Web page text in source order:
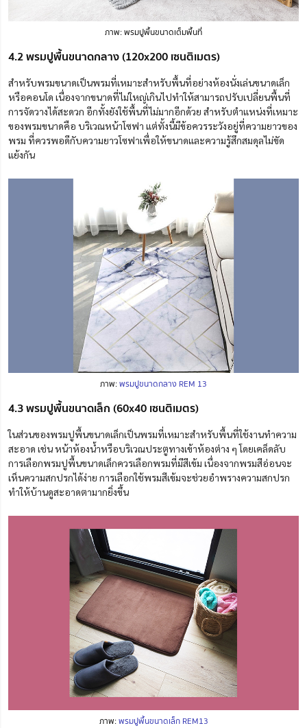
ภาพ: พรมปูพื้นขนาดเต็มพื้นที่
4.2 พรมปูพื้นขนาดกลาง (120x200 เซนติเมตร)
สำหรับพรมขนาดเป็นพรมที่เหมาะสำหรับพื้นที่อย่างห้องนั่งเล่นขนาดเล็ก
หรือคอนโด เนื่องจากขนาดที่ไม่ใหญ่เกินไปทำให้สามารถปรับเปลี่ยนพื้นที่
การจัดวางได้สะดวก อีกทั้งยังใช้พื้นที่ไม่มากอีกด้วย สำหรับตำแหน่งที่เหมาะ
ของพรมขนาดคือ บริเวณหน้าโซฟา แต่ทั้งนี้มีข้อควรระวังอยู่ที่ความยาวของ
พรม ที่ควรพอดีกับความยาวโซฟาเพื่อให้ขนาดและความรู้สึกสมดุลไม่ขัด
แย้งกัน
ภาพ:พรมปูขนาดกลาง REM 13
4.3 พรมปูพื้นขนาดเล็ก (60x40 เซนติเมตร)
ในส่วนของพรมปูพื้นขนาดเล็กเป็นพรมที่เหมาะสำหรับพื้นที่ใช้งานทำความ
สะอาด เช่น หน้าห้องน้ำหรือบริเวณประตูทางเข้าห้องต่าง ๆโดยเคล็ดลับ
การเลือกพรมปูพื้นขนาดเล็กควรเลือกพรมที่มีสีเข้ม เนื่องจากพรมสีอ่อนจะ
เห็นความสกปรกได้ง่าย การเลือกใช้พรมสีเข้มจะช่วยอำพรางความสกปรก
ทำให้บ้านดูสะอาดตามากยิ่งขึ้น
ภาพ:พรมปูพื้นขนาดเล็ก REM13